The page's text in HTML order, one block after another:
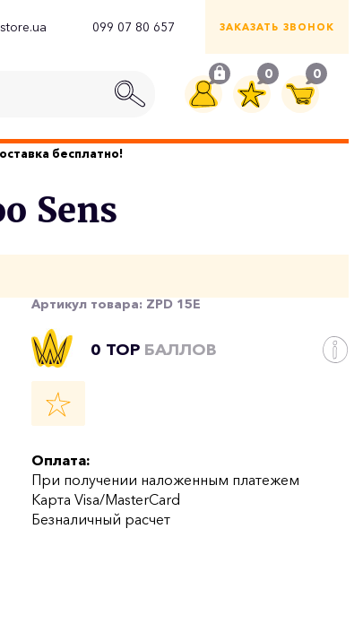
099 07 80 657 ЗАКАЗАТЬ ЗВОНОК
0 0
бесплатно!
Sens
Артикул товара: ZPD 15E
0 TOP БАЛЛОВ
Оплата:
При получении наложенным платежем
Карта Visa/MasterCard
Безналичный расчет